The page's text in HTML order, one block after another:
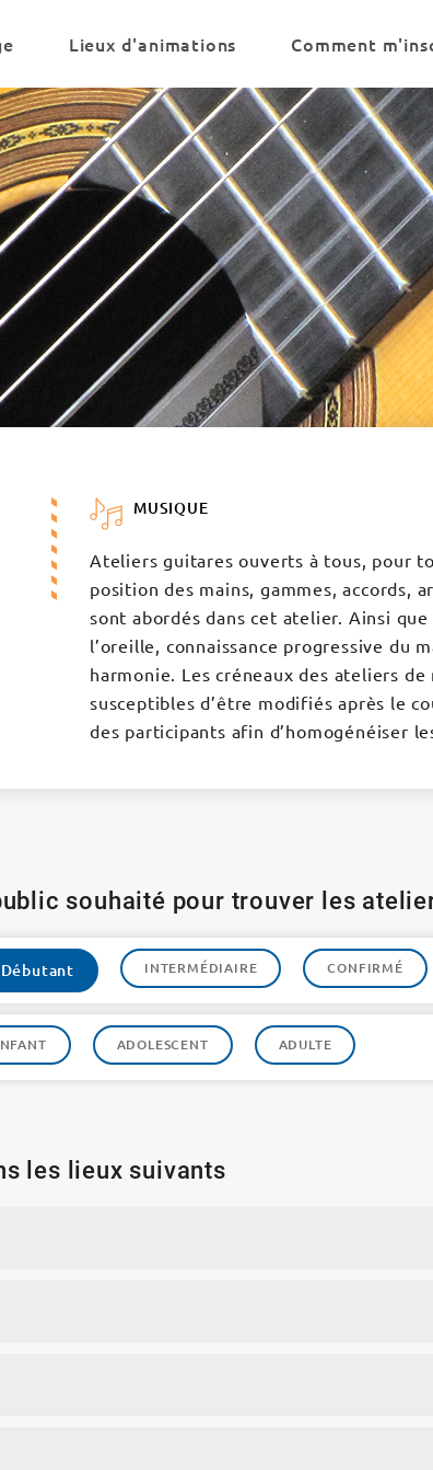
Lieux d'animations Comment
MUSIQUE
Ateliers guitares ouverts à tous, pour
position des mains, gammes, accords,
sont abordés dans cet atelier. Ainsi
l’oreille, connaissance progressive du
harmonie. Les créneaux des ateliers
susceptibles d’être modifiés après le
des participants afin d’homogénéiser
souhaité pour trouver les
Débutant INTERMÉDIAIRE CONFIRMÉ
ADOLESCENT ADULTE
les lieux suivants